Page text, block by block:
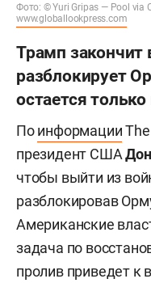
Фото: © Yuri Gripas — Pool via
www.globallookpress.com
Трамп закончит
разблокирует
остается
Поинформации
президент США
чтобы выйти из
разблокировав
Американские
задача по
пролив приведет к